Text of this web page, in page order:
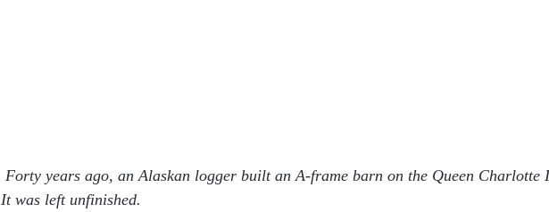
Forty years ago, an Alaskan logger built an A-frame barn on the Queen Charlotte
It was left unfinished.